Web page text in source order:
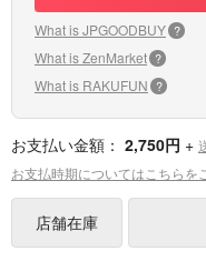
What is JPGOODBUY ?
What is ZenMarket ?
What is RAKUFUN ?
お支払い金額： 2,750円 +
お支払時期についてはこちらを
店舗在庫